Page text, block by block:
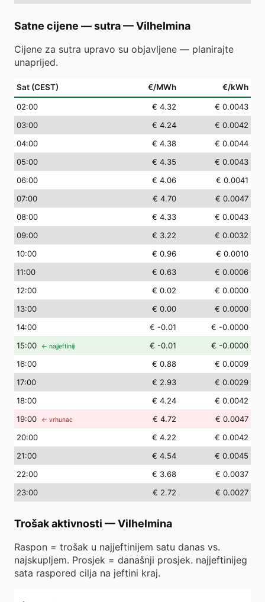
Satne cijene — sutra—Vilhelmina
Cijene za sutra upravo su objavljene — planirajte
unaprijed.
Sat (CEST) €/MWh €/kWh
02:00 € 4.32
€ 0.0043
03:00 € 4.24
€ 0.0042
04:00 € 4.38
€ 0.0044
05:00 € 4.35
€ 0.0043
06:00 € 4.06
€ 0.0041
07:00 € 4.70
€ 0.0047
08:00 € 4.33
€ 0.0043
09:00 € 3.22
€ 0.0032
10:00 € 0.96
€ 0.0010
11:00 € 0.63
€ 0.0006
12:00 € 0.02
€ 0.0000
13:00 € 0.00
€ 0.0000
14:00 € -0.01
€ -0.0000
15:00 ← najjeftiniji € -0.01
€ -0.0000
16:00 € 0.88
€ 0.0009
17:00 € 2.93
€ 0.0029
18:00 € 4.24
€ 0.0042
19:00 ← vrhunac € 4.72
€ 0.0047
20:00 € 4.22
€ 0.0042
21:00 € 4.54
€ 0.0045
22:00 € 3.68
€ 0.0037
23:00 € 2.72 € 0.0027
Trošak aktivnosti —Vilhelmina
Raspon = trošak u najjeftinijem satu danas vs.
najskupljem. Prosjek = današnji prosjek. najjeftinijeg
sata raspored cilja na jeftini kraj.